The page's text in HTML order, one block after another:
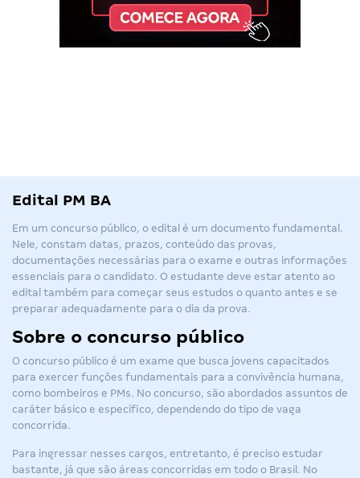
Edital PM BA
Em um concurso público, o edital é um documento fundamental.
Nele, constam datas, prazos, conteúdo das provas,
documentações necessárias para o exame e outras informações
essenciais para o candidato. O estudante deve estar atento ao
edital também para começar seus estudos o quanto antes e se
preparar adequadamente para o dia da prova.
Sobre o concurso público
O concurso público é um exame que busca jovens capacitados
para exercer funções fundamentais para a convivência humana,
como bombeiros e PMs. No concurso, são abordados assuntos de
caráter básico e específico, dependendo do tipo de vaga
concorrida.
Para ingressar nesses cargos, entretanto, é preciso estudar
bastante, já que são áreas concorridas em todo o Brasil. No